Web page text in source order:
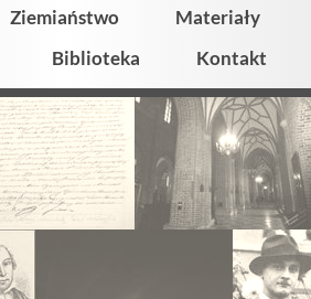
Ziemiaństwo
Materiały
Biblioteka Kontakt